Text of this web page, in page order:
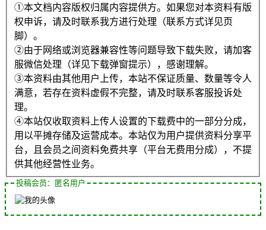
①本文档内容版权归属内容提供方。如果您对本资料有版
权申诉，请及时联系我方进行处理（联系方式详见页
脚）。
②由于网络或浏览器兼容性等问题导致下载失败，请加客
服微信处理（详见下载弹窗提示），感谢理解。
③本资料由其他用户上传，本站不保证质量、数量等令人
满意，若存在资料虚假不完整，请及时联系客服投诉处
理。
④本站仅收取资料上传人设置的下载费中的一部分分成，
用以平摊存储及运营成本。本站仅为用户提供资料分享平
台，且会员之间资料免费共享（平台无费用分成），不提
供其他经营性业务。
投稿会员：匿名用户